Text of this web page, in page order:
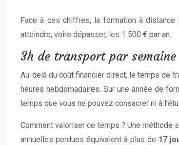
Face à ces chiffres, la formation à
atteindre, voire dépasser, les 1 500 € par an.
3h de transport par
Au-delà du coût financier direct, le temps de
heures hebdomadaires. Sur une année de
temps que vous ne pouvez consacrer ni à
Comment valoriser ce temps ? Une méthode
annuelles perdues équivalent à plus de 17